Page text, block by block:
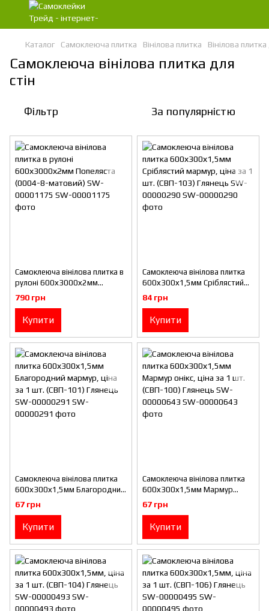
Каталог Самоклеюча плитка Вінілова плитка Вінілова плитка
Самоклеюча вінілова плитка для
стін
Фільтр За популярністю
Самоклеюча вінілова плитка в
рулоні 600х3000х2мм
Попеляста (0004-8-матовий)
SW-00001175
790 грн
Купити
Самоклеюча вінілова плитка
600х300х1,5мм Сріблястий
мармур, ціна за 1 шт.
(СВП-103) Глянець SW-
00000290
84 грн
Купити
Самоклеюча вінілова плитка
600х300х1,5мм Благородний
мармур, ціна за 1 шт.
(СВП-101) Глянець SW-
00000291
67 грн
Купити
Самоклеюча вінілова плитка
600х300х1,5мм Мармур
онікс, ціна за 1 шт. (СВП-100)
Глянець SW-00000643
67 грн
Купити